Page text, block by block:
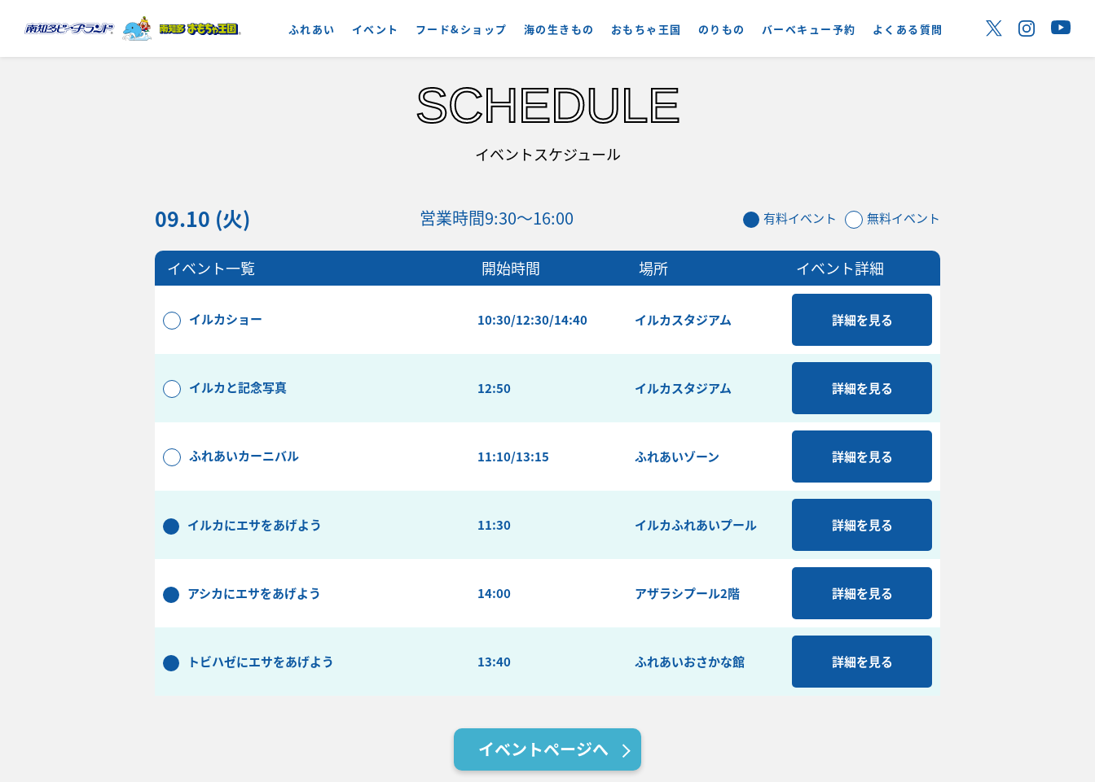
ふれあい イベント フード&ショップ 海の生きもの おもちゃ王国 のりもの バーベキュー予約 よくある質問
SCHEDULE
イベントスケジュール
09.10 (火) 営業時間9:30～16:00 有料イベント 無料イベント
イベント一覧 開始時間 場所 イベント詳細
イルカショー 10:30/12:30/14:40 イルカスタジアム 詳細を見る
イルカと記念写真 12:50 イルカスタジアム 詳細を見る
ふれあいカーニバル 11:10/13:15 ふれあいゾーン 詳細を見る
イルカにエサをあげよう 11:30 イルカふれあいプール 詳細を見る
アシカにエサをあげよう 14:00 アザラシプール2階 詳細を見る
トビハゼにエサをあげよう 13:40 ふれあいおさかな館 詳細を見る
イベントページへ